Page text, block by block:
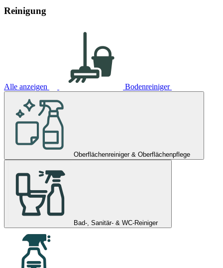
Reinigung
Alle anzeigen Bodenreiniger
Oberflächenreiniger & Oberflächenpflege
Bad-, Sanitär- & WC-Reiniger